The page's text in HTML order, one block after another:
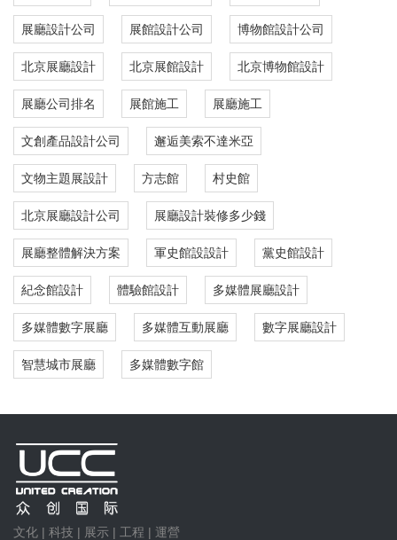
展廳設計公司 展館設計公司 博物館設計公司
北京展廳設計 北京展館設計 北京博物館設計
展廳公司排名 展館施工 展廳施工
文創產品設計公司 邂逅美索不達米亞
文物主題展設計 方志館 村史館
北京展廳設計公司 展廳設計裝修多少錢
展廳整體解決方案 軍史館設設計 黨史館設計
紀念館設計 體驗館設計 多媒體展廳設計
多媒體數字展廳 多媒體互動展廳 數字展廳設計
智慧城市展廳 多媒體數字館
文化 | 科技 | 展示 | 工程 | 運營